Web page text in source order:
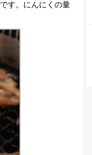
す。にんにくの量